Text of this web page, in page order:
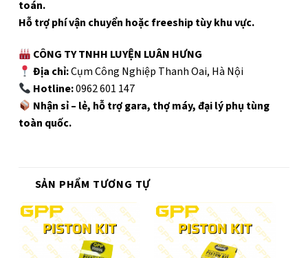
toán.
Hỗ trợ phí vận chuyển hoặc freeship tùy khu vực.
CÔNG TY TNHH LUYỆN LUÂN HƯNG
Địa chỉ:Cụm Công Nghiệp Thanh Oai, Hà Nội
Hotline:0962 601 147
Nhận sỉ – lẻ, hỗ trợ gara, thợ máy, đại lý phụ tùng
toàn quốc.
SẢN PHẨM TƯƠNG TỰ